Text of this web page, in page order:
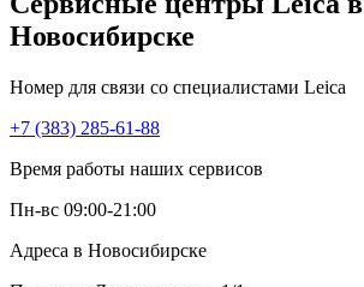
Новосибирске
Номер для связи со специалистами Leica
+7 (383) 285-61-88
Время работы наших сервисов
Пн-вс 09:00-21:00
Адреса в Новосибирске